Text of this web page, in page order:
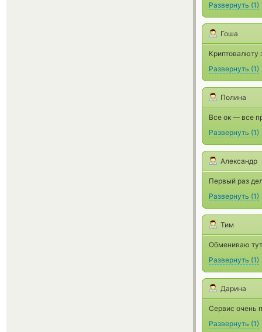
Развернуть (1)
Гоша
Криптовалюту
Развернуть (1)
Полина
Все ок — все
Развернуть (1)
Александр
Первый раз
Развернуть (1)
Тим
Обмениваю
Развернуть (1)
Дарина
Сервис очень
Развернуть (1)